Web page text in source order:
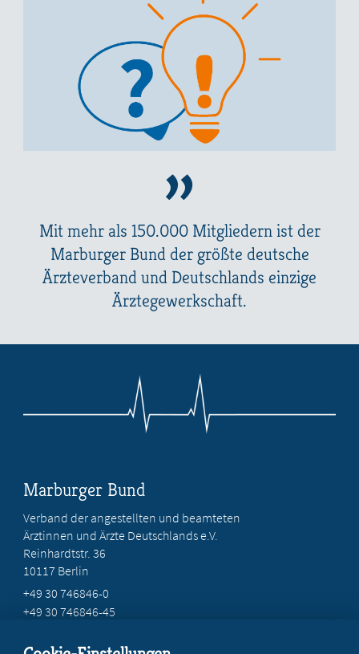
Mit mehr als 150.000 Mitgliedern ist der
Marburger Bund der größte deutsche
Ärzteverband und Deutschlands einzige
Ärztegewerkschaft.
Marburger Bund
Verband der angestellten und beamteten
Ärztinnen und Ärzte Deutschlands e.V.
Reinhardtstr. 36
10117 Berlin
+49 30 746846-0
+49 30 746846-45